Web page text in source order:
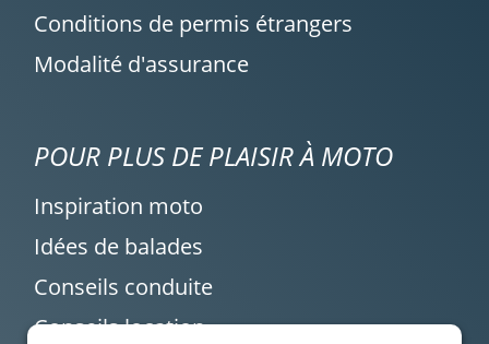
Conditions de permis étrangers
Modalité d'assurance
POUR PLUS DE PLAISIR À MOTO
Inspiration moto
Idées de balades
Conseils conduite
Conseils location